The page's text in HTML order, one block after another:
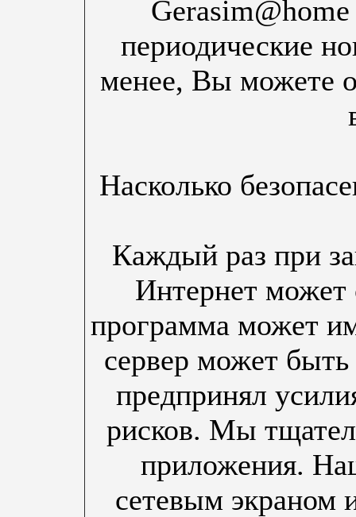
периодические
менее, Вы можете
Насколько
Каждый раз при
Интернет может
программа может
сервер может
предпринял
рисков. Мы
приложения.
сетевым экраном